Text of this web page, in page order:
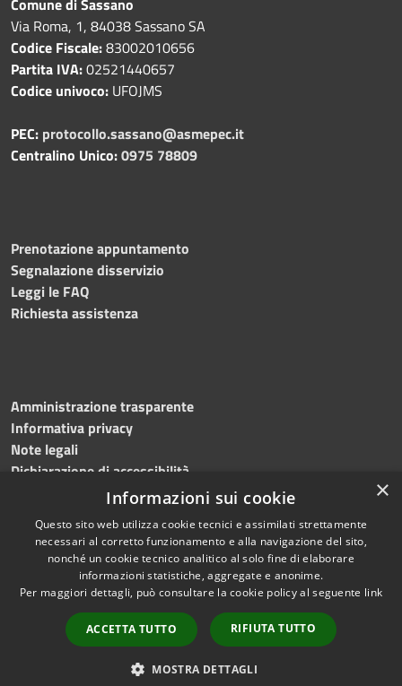
Via Roma, 1, 84038 Sassano SA
Codice Fiscale:83002010656
Partita IVA:02521440657
Codice univoco: UFOJMS
PEC: protocollo.sassano@asmepec.it
Centralino Unico:0975 78809
Prenotazione appuntamento
Segnalazione disservizio
Leggi le FAQ
Richiesta assistenza
Amministrazione trasparente
Informativa privacy
Note legali
Dichiarazione di accessibilità
Accessibilità
Privacy
Mappa del sito
Copyright © 2026 • Comune di
Sassano • Powered by
Municipium•Accesso
redazione
×
Informazioni sui cookie
Questo sito web utilizza cookie tecnici e assimilati strettamente
necessari al corretto funzionamento e alla navigazione del sito,
nonché un cookie tecnico analitico al solo fine di elaborare
informazioni statistiche, aggregate e anonime.
Per maggiori dettagli, può consultare la cookie policy al seguente link
ACCETTA TUTTO RIFIUTA TUTTO
MOSTRA DETTAGLI